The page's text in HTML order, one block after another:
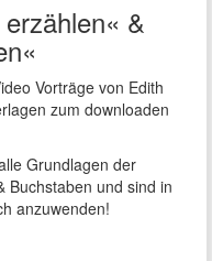
&
Vorträge von Edith
zum downloaden
Grundlagen der
Buchstaben und sind in
anzuwenden!